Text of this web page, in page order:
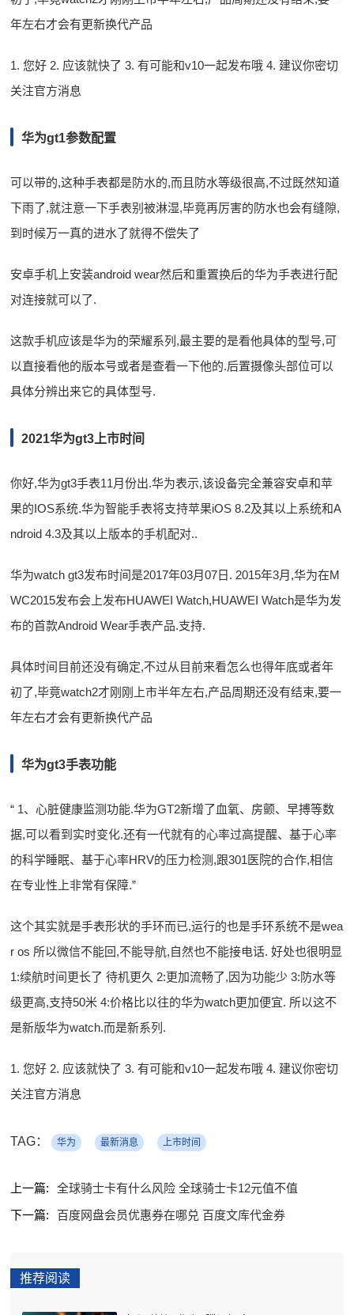
年左右才会有更新换代产品
1. 您好 2. 应该就快了 3. 有可能和v10一起发布哦 4. 建议你密切
关注官方消息
华为gt1参数配置
可以带的,这种手表都是防水的,而且防水等级很高,不过既然知道
下雨了,就注意一下手表别被淋湿,毕竟再厉害的防水也会有缝隙,
到时候万一真的进水了就得不偿失了
安卓手机上安装android wear然后和重置换后的华为手表进行配
对连接就可以了.
这款手机应该是华为的荣耀系列,最主要的是看他具体的型号,可
以直接看他的版本号或者是查看一下他的.后置摄像头部位可以
具体分辨出来它的具体型号.
2021华为gt3上市时间
你好,华为gt3手表11月份出.华为表示,该设备完全兼容安卓和苹
果的IOS系统.华为智能手表将支持苹果iOS 8.2及其以上系统和A
ndroid 4.3及其以上版本的手机配对..
华为watch gt3发布时间是2017年03月07日. 2015年3月,华为在M
WC2015发布会上发布HUAWEI Watch,HUAWEI Watch是华为发
布的首款Android Wear手表产品.支持.
具体时间目前还没有确定,不过从目前来看怎么也得年底或者年
初了,毕竟watch2才刚刚上市半年左右,产品周期还没有结束,要一
年左右才会有更新换代产品
华为gt3手表功能
“ 1、心脏健康监测功能.华为GT2新增了血氧、房颤、早搏等数
据,可以看到实时变化.还有一代就有的心率过高提醒、基于心率
的科学睡眠、基于心率HRV的压力检测,跟301医院的合作,相信
在专业性上非常有保障.”
这个其实就是手表形状的手环而已,运行的也是手环系统不是wea
r os 所以微信不能回,不能导航,自然也不能接电话. 好处也很明显
1:续航时间更长了 待机更久 2:更加流畅了,因为功能少 3:防水等
级更高,支持50米 4:价格比以往的华为watch更加便宜. 所以这不
是新版华为watch.而是新系列.
1. 您好 2. 应该就快了 3. 有可能和v10一起发布哦 4. 建议你密切
关注官方消息
TAG： 华为 最新消息 上市时间
上一篇:
全球骑士卡有什么风险 全球骑士卡12元值不值
下一篇:
百度网盘会员优惠券在哪兑 百度文库代金券
推荐阅读